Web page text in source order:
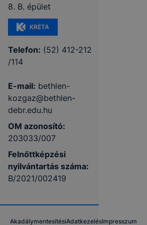
8. B. épület
KRÉTA
Telefon: (52) 412-212
/114
E-mail: bethlen-
kozgaz@bethlen-
debr.edu.hu
OM azonosító:
203033/007
Felnőttképzési
nyilvántartás száma:
B/2021/002419
AkadálymentesítésiAdatkezelésImpresszum